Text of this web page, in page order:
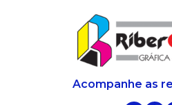
Acompanhe as